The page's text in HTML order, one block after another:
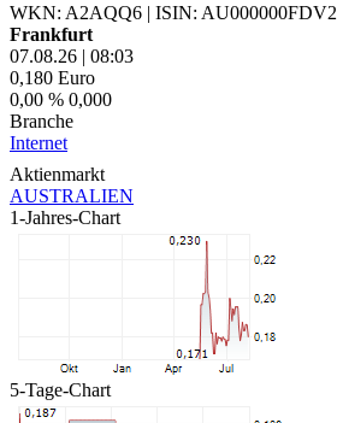
WKN: A2AQQ6 | ISIN: AU000000FDV2
Frankfurt
07.08.26 | 08:03
0,180 Euro
0,00 % 0,000
Branche
Internet
Aktienmarkt
AUSTRALIEN
1-Jahres-Chart
5-Tage-Chart